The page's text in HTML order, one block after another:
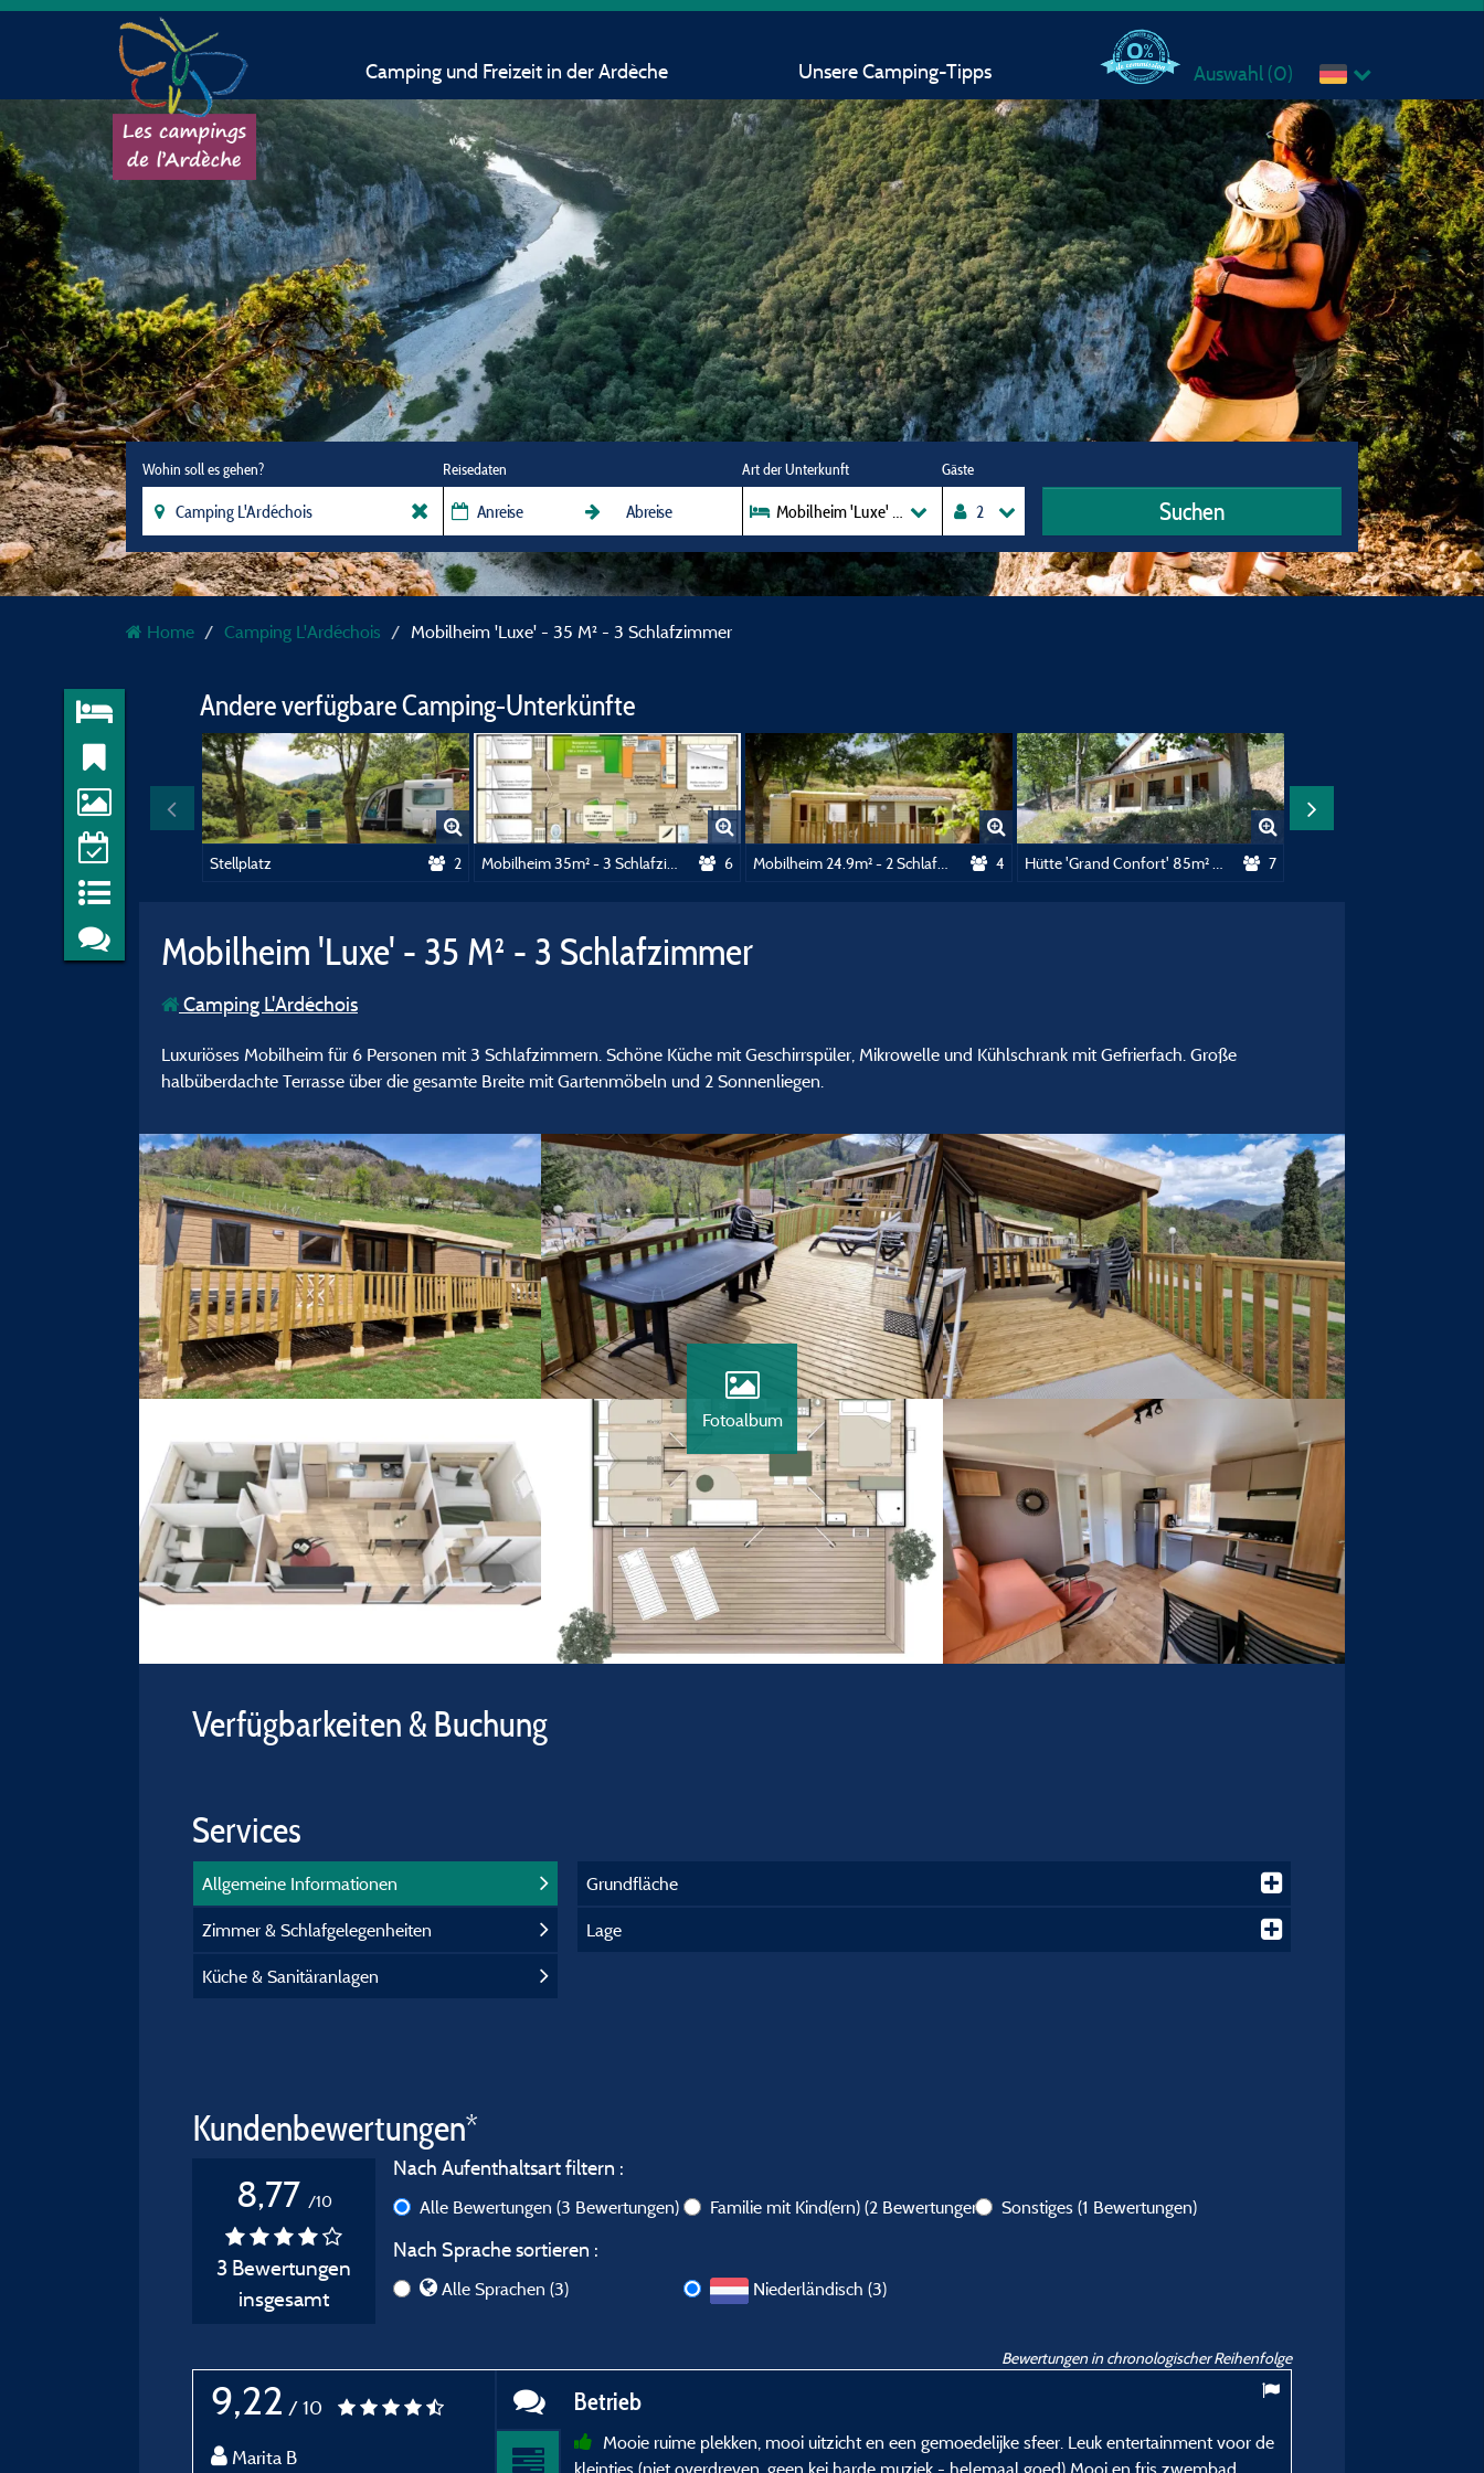
Camping und Freizeit in der Ardèche Unsere Camping-Tipps Auswahl (0)
Wohin soll es gehen? Reisedaten Art der Unterkunft
Mobilheim 'Luxe' - 35 M² - 3 Schlafzimmer
Gäste
Suchen
Home Camping L'Ardéchois Mobilheim 'Luxe' - 35 M² - 3 Schlafzimmer
Andere verfügbare Camping-Unterkünfte
Stellplatz 2 Mobilheim 35m² - 3 Schlafzimmer 6 Mobilheim 24.9m² - 2 Schlafzimmer 4 7
Mobilheim 'Luxe' - 35 M² - 3 Schlafzimmer
Camping L'Ardéchois
Luxuriöses Mobilheim für 6 Personen mit 3 Schlafzimmern. Schöne Küche mit Geschirrspüler, Mikrowelle und Kühlschrank mit Gefrierfach. Große
halbüberdachte Terrasse über die gesamte Breite mit Gartenmöbeln und 2 Sonnenliegen.
Fotoalbum
Verfügbarkeiten & Buchung
Services
Allgemeine Informationen
Zimmer & Schlafgelegenheiten
Küche & Sanitäranlagen
Grundfläche
Lage
Kundenbewertungen*
8,77 /10
3 Bewertungen
insgesamt
Nach Aufenthaltsart filtern :
Alle Bewertungen (3 Bewertungen) Familie mit Kind(ern)(2 Bewertungen) Sonstiges (1 Bewertungen)
Nach Sprache sortieren :
Alle Sprachen (3) Niederländisch (3)
Bewertungen in chronologischer Reihenfolge
9,22 / 10
Marita B
Betrieb
Mooie ruime plekken, mooi uitzicht en een gemoedelijke sfeer. Leuk entertainment voor de